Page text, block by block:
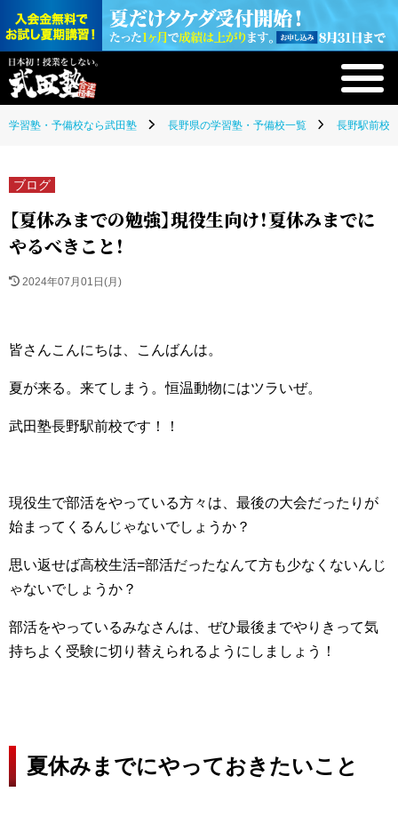
学習塾・予備校なら武田塾 長野県の学習塾・予備校一覧 長野駅前校(
ブログ
【夏休みまでの勉強】現役生向け！夏休みまでに
やるべきこと！
2024年07月01日(月)
皆さんこんにちは、こんばんは。
夏が来る。来てしまう。恒温動物にはツラいぜ。
武田塾長野駅前校です！！
現役生で部活をやっている方々は、最後の大会だったりが
始まってくるんじゃないでしょうか？
思い返せば高校生活=部活だったなんて方も少なくないんじ
ゃないでしょうか？
部活をやっているみなさんは、ぜひ最後までやりきって気
持ちよく受験に切り替えられるようにしましょう！
夏休みまでにやっておきたいこと